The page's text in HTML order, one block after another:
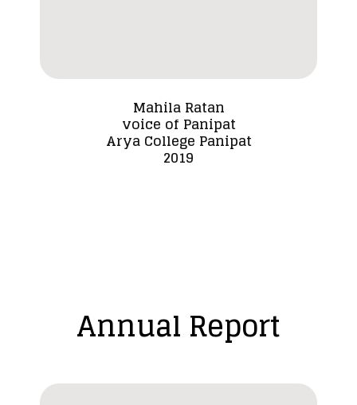
Mahila Ratan
voice of Panipat
Arya College Panipat
2019
Annual Report